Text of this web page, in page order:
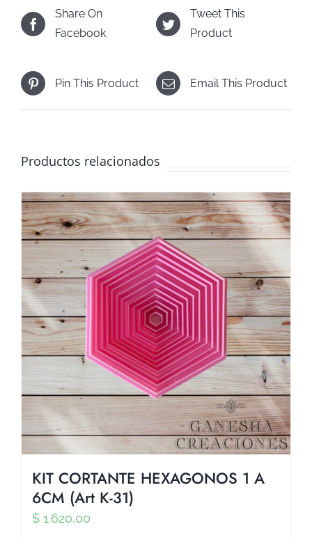
Share On
Facebook
Tweet This
Product
Pin This Product Email This Product
Productos relacionados
KIT CORTANTE HEXAGONOS 1 A
6CM (Art K-31)
$ 1.620,00